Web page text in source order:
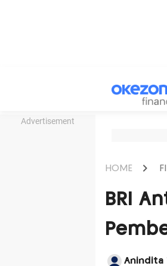
Advertisement
HOME
BRI
Anindita